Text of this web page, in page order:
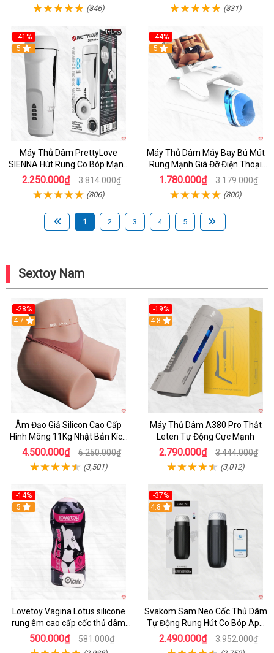
(846) (831)
-41%
Hot
5
Máy Thủ Dâm PrettyLove
SIENNA Hút Rung Co Bóp Mạnh
Mẽ Nam
2.250.000₫ 3.814.000₫
(806)
-44%
Hot
5
Máy Thủ Dâm Máy Bay Bú Mút
Rung Mạnh Giá Đỡ Điện Thoại
Chính Hãng
1.780.000₫ 3.179.000₫
(800)
1 2 3 4 5
Sextoy Nam
-28%
4.7
Âm Đạo Giả Silicon Cao Cấp
Hình Mông 11Kg Nhật Bản Kích
Thước Như Thật
4.500.000₫ 6.250.000₫
(3,501)
-19%
Hot
4.8
Máy Thủ Dâm A380 Pro Thắt
Leten Tự Động Cực Mạnh
2.790.000₫ 3.444.000₫
(3,012)
-14%
Hot
5
Lovetoy Vagina Lotus silicone
rung êm cao cấp cốc thủ dâm
nam
500.000₫ 581.000₫
-37%
4.8
Svakom Sam Neo Cốc Thủ Dâm
Tự Động Rung Hút Co Bóp App
Điều Khiển
2.490.000₫ 3.952.000₫